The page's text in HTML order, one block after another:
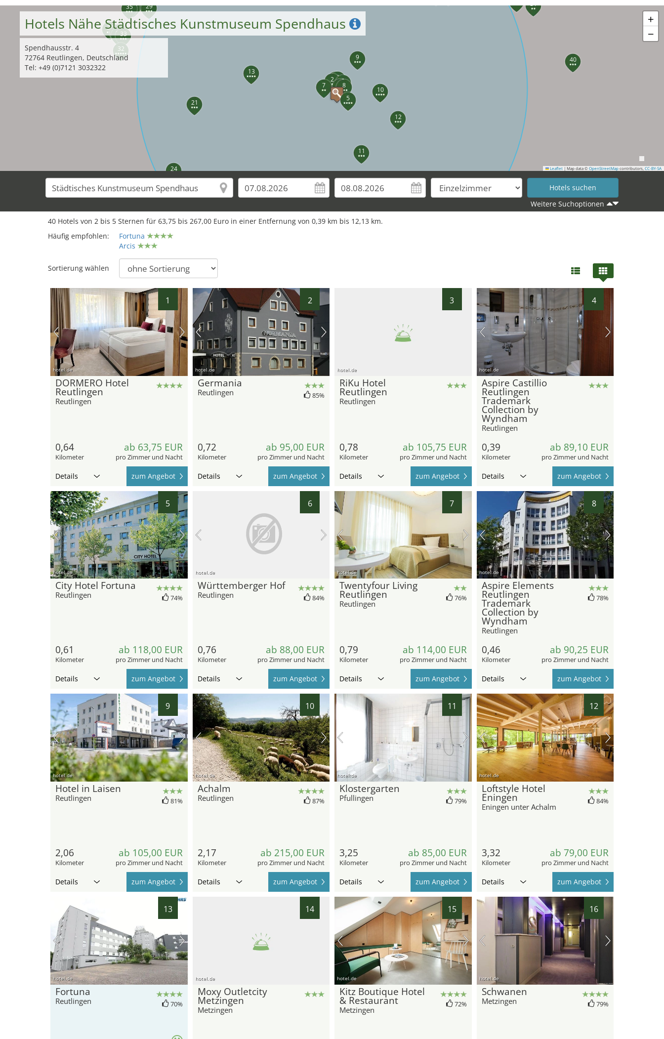
1
23
4
5
6
7
8
9
10
11
12
13
21
24
29
30 31
32
33
34
35
36
37
38
39
40
+
−
Leaflet | Map data © OpenStreetMap contributors, CC-BY-SA
Hotels Nähe Städtisches Kunstmuseum Spendhaus
Spendhausstr. 4
72764 Reutlingen, Deutschland
Tel: +49 (0)7121 3032322
Weitere Suchoptionen
40 Hotels von 2 bis 5 Sternen für 63,75 bis 267,00 Euro in einer Entfernung von 0,39 km bis 12,13 km.
Häufig empfohlen:
Fortuna
Arcis
Sortierung wählen
1
hotel.de
DORMERO Hotel
Reutlingen
Reutlingen
0,64
Kilometer
ab 63,75 EUR
pro Zimmer und Nacht
Details zum Angebot
2
hotel.de
Germania
Reutlingen 85%
0,72
Kilometer
ab 95,00 EUR
pro Zimmer und Nacht
Details zum Angebot
3
hotel.de
RiKu Hotel
Reutlingen
Reutlingen
0,78
Kilometer
ab 105,75 EUR
pro Zimmer und Nacht
Details zum Angebot
4
hotel.de
Aspire Castillio
Reutlingen
Trademark
Collection by
Wyndham
Reutlingen
0,39
Kilometer
ab 89,10 EUR
pro Zimmer und Nacht
Details zum Angebot
5
hotel.de
City Hotel Fortuna
Reutlingen 74%
0,61
Kilometer
ab 118,00 EUR
pro Zimmer und Nacht
Details zum Angebot
6
hotel.de
Württemberger Hof
Reutlingen 84%
0,76
Kilometer
ab 88,00 EUR
pro Zimmer und Nacht
Details zum Angebot
7
hotel.de
Twentyfour Living
Reutlingen
Reutlingen
76%
0,79
Kilometer
ab 114,00 EUR
pro Zimmer und Nacht
Details zum Angebot
8
hotel.de
Aspire Elements
Reutlingen
Trademark
Collection by
Wyndham
Reutlingen
78%
0,46
Kilometer
ab 90,25 EUR
pro Zimmer und Nacht
Details zum Angebot
9
hotel.de
Hotel in Laisen
Reutlingen 81%
2,06
Kilometer
ab 105,00 EUR
pro Zimmer und Nacht
Details zum Angebot
10
hotel.de
Achalm
Reutlingen 87%
2,17
Kilometer
ab 215,00 EUR
pro Zimmer und Nacht
Details zum Angebot
11
hotel.de
Klostergarten
Pfullingen 79%
3,25
Kilometer
ab 85,00 EUR
pro Zimmer und Nacht
Details zum Angebot
12
hotel.de
Loftstyle Hotel
Eningen
Eningen unter Achalm
84%
3,32
Kilometer
ab 79,00 EUR
pro Zimmer und Nacht
Details zum Angebot
13
hotel.de
Fortuna
Reutlingen 70%
14
hotel.de
Moxy Outletcity
Metzingen
Metzingen
15
hotel.de
Kitz Boutique Hotel
& Restaurant
Metzingen
72%
16
hotel.de
Schwanen
Metzingen 79%